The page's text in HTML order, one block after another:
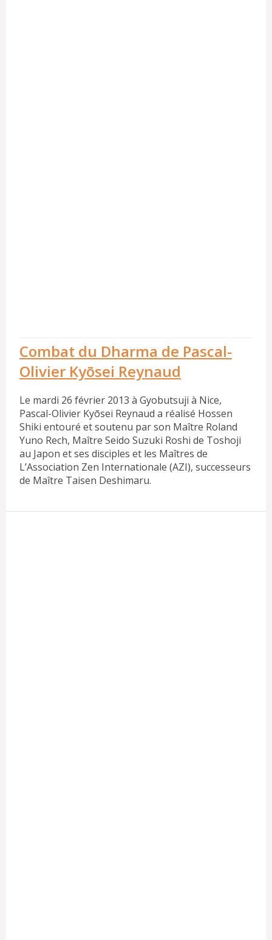
Combat du Dharma de Pascal-
Olivier Kyōsei Reynaud
Le mardi 26 février 2013 à Gyobutsuji à Nice,
Pascal-Olivier Kyōsei Reynaud a réalisé Hossen
Shiki entouré et soutenu par son Maître Roland
Yuno Rech, Maître Seido Suzuki Roshi de Toshoji
au Japon et ses disciples et les Maîtres de
L’Association Zen Internationale (AZI), successeurs
de Maître Taisen Deshimaru.